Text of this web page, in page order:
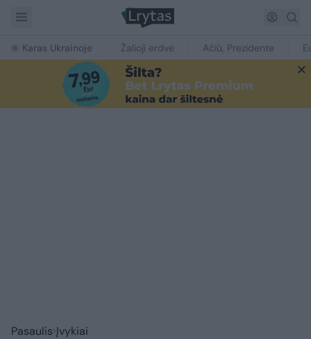
Karas Ukrainoje Žalioji erdvė Ačiū, Prezidente
Pasaulis Įvykiai